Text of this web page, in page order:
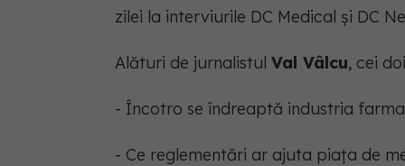
zilei la interviurile DC Medical și DC
Alături de jurnalistul Val Vâlcu, cei
- Încotro se îndreaptă industria
- Ce reglementări ar ajuta piața de